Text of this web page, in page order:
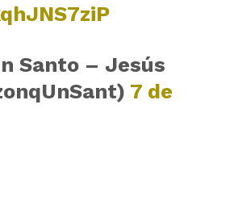
Santo – Jesús
7 de